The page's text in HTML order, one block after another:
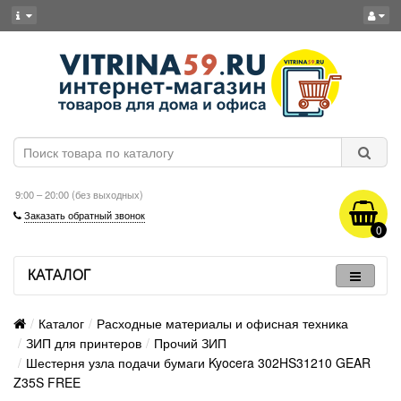
9:00 – 20:00 (без выходных)
Заказать обратный звонок
0
КАТАЛОГ
Каталог
Расходные материалы и офисная техника
ЗИП для принтеров
Прочий ЗИП
Шестерня узла подачи бумаги Kyocera 302HS31210 GEAR
Z35S FREE